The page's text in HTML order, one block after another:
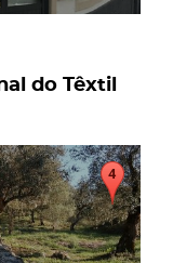
do Têxtil